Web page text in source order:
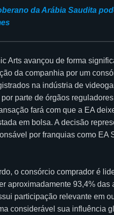
da Arábia Saudita
Arts avançou de forma
da companhia por um
na indústria de
parte de órgãos
fará com que a EA
em bolsa. A decisão
por franquias como
o consórcio comprador é
aproximadamente 93,4%
participação relevante em
considerável sua influência